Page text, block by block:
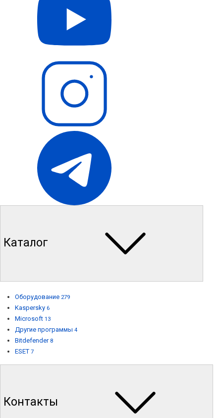
Каталог
Оборудование 279
Kaspersky 6
Microsoft 13
Другие программы 4
Bitdefender 8
ESET 7
Контакты